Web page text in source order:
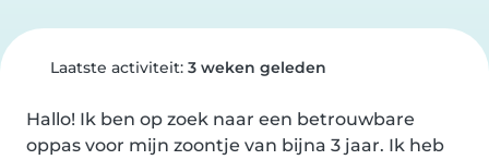
Laatste activiteit: 3 weken geleden
Hallo! Ik ben op zoek naar een betrouwbare
oppas voor mijn zoontje van bijna 3 jaar. Ik heb